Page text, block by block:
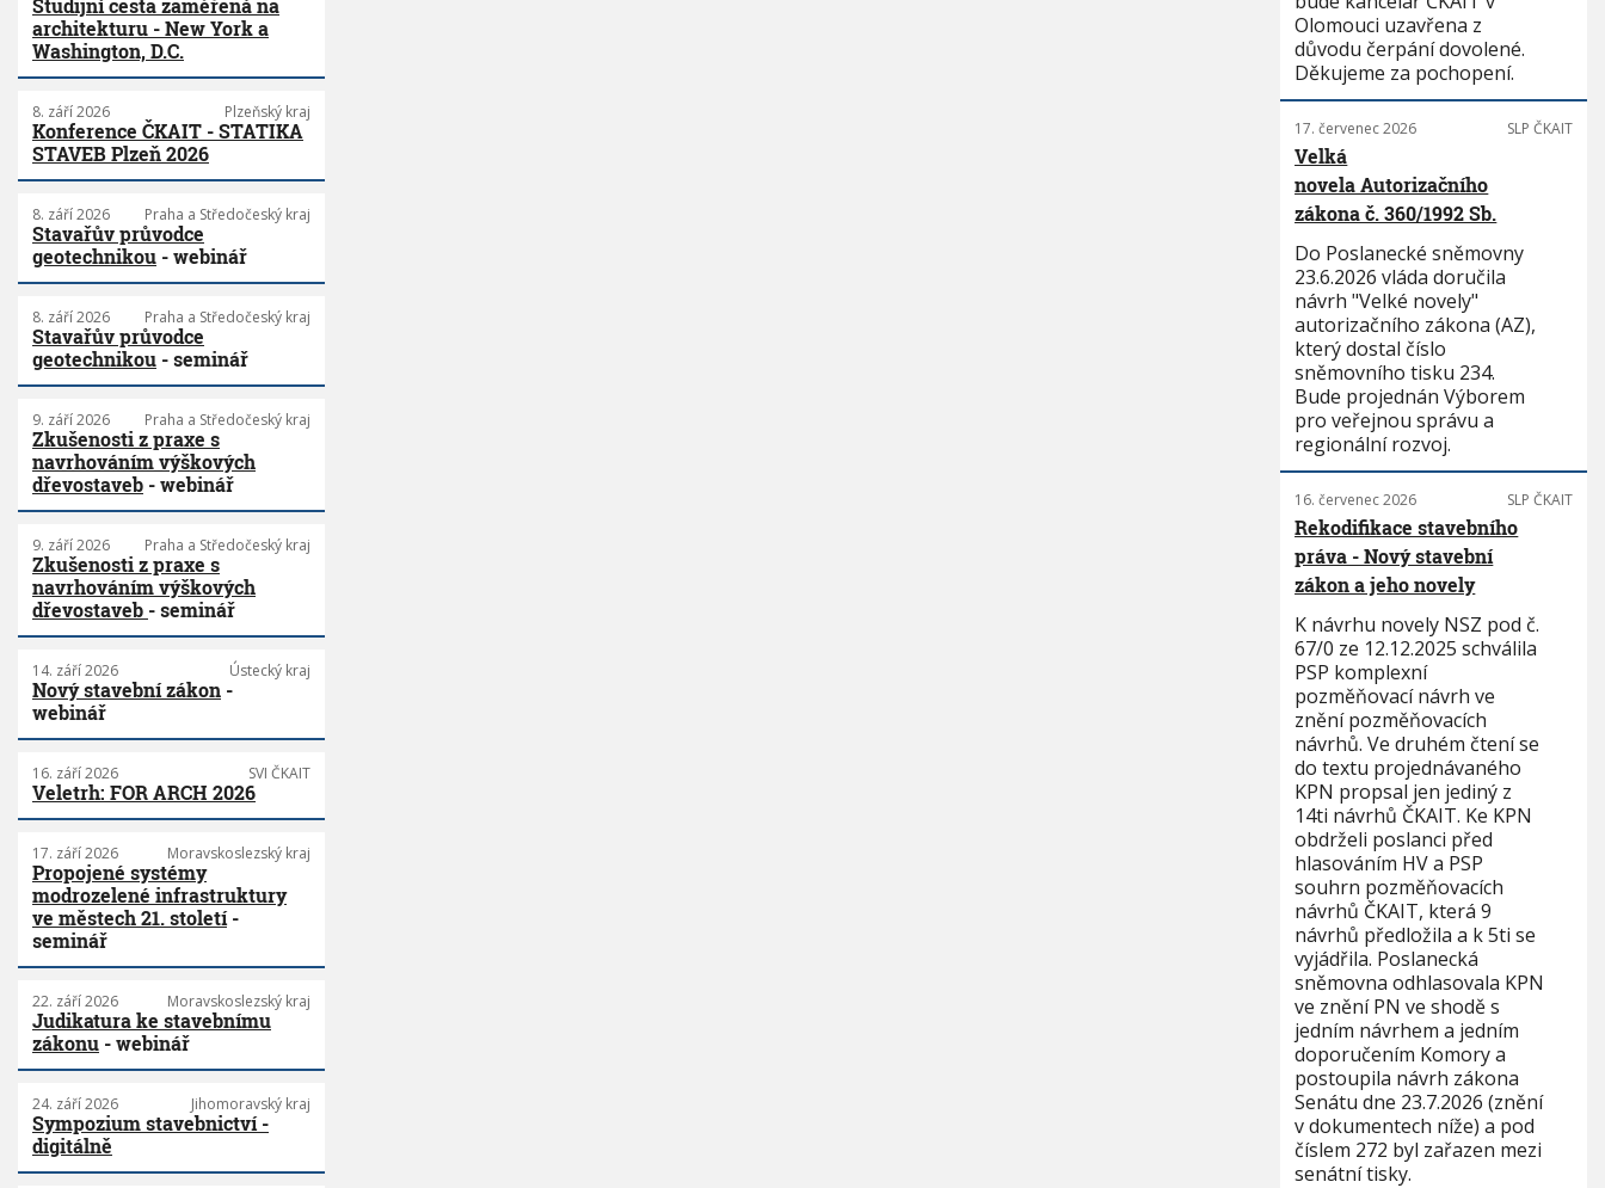
Studijní cesta zaměřená na
architekturu - New York a
Washington, D.C.
8. září 2026 Plzeňský kraj
Konference ČKAIT - STATIKA
STAVEB Plzeň 2026
8. září 2026 Praha a Středočeský kraj
Stavařův průvodce
geotechnikou - webinář
8. září 2026 Praha a Středočeský kraj
Stavařův průvodce
geotechnikou - seminář
9. září 2026 Praha a Středočeský kraj
Zkušenosti z praxe s
navrhováním výškových
dřevostaveb - webinář
9. září 2026 Praha a Středočeský kraj
Zkušenosti z praxe s
navrhováním výškových
dřevostaveb - seminář
14. září 2026 Ústecký kraj
Nový stavební zákon -
webinář
16. září 2026 SVI ČKAIT
Veletrh: FOR ARCH 2026
17. září 2026 Moravskoslezský kraj
Propojené systémy
modrozelené infrastruktury
ve městech 21. století-
seminář
22. září 2026 Moravskoslezský kraj
Judikatura ke stavebnímu
zákonu - webinář
24. září 2026 Jihomoravský kraj
Sympozium stavebnictví -
digitálně
Olomouci uzavřena z
důvodu čerpání dovolené.
Děkujeme za pochopení.
17. červenec 2026 SLP ČKAIT
Velká
novela Autorizačního
zákona č. 360/1992 Sb.
Do Poslanecké sněmovny
23.6.2026 vláda doručila
návrh "Velké novely"
autorizačního zákona (AZ),
který dostal číslo
sněmovního tisku 234.
Bude projednán Výborem
pro veřejnou správu a
regionální rozvoj.
16. červenec 2026 SLP ČKAIT
Rekodifikace stavebního
práva - Nový stavební
zákon a jeho novely
K návrhu novely NSZ pod č.
67/0 ze 12.12.2025 schválila
PSP komplexní
pozměňovací návrh ve
znění pozměňovacích
návrhů. Ve druhém čtení se
do textu projednávaného
KPN propsal jen jediný z
14ti návrhů ČKAIT. Ke KPN
obdrželi poslanci před
hlasováním HV a PSP
souhrn pozměňovacích
návrhů ČKAIT, která 9
návrhů předložila a k 5ti se
vyjádřila. Poslanecká
sněmovna odhlasovala KPN
ve znění PN ve shodě s
jedním návrhem a jedním
doporučením Komory a
postoupila návrh zákona
Senátu dne 23.7.2026 (znění
v dokumentech níže) a pod
číslem 272 byl zařazen mezi
senátní tisky.